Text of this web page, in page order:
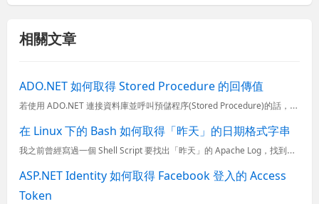
相關文章
ADO.NET 如何取得 Stored Procedure 的回傳值
若使用 ADO.NET 連接資料庫並呼叫預儲程序(Stored Procedure)的話，基本上有三種方式可以取得執行後的結果，分別如下： 在預儲程序中最後一行直接用 SELECT 語法回傳表格資料...
在 Linux 下的 Bash 如何取得「昨天」的日期格式字串
我之前曾經寫過一個 Shell Script 要找出「昨天」的 Apache Log，找到後會自動用 bzip2 壓縮，但這段程式我記得當時寫的十分痛苦，因為實在很難組合出一個「昨天」的字串格式，當時...
ASP.NET Identity 如何取得 Facebook 登入的 Access
Token